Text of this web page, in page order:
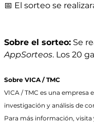
📅 El sorteo se
Sobre el sorteo: Se
AppSorteos. Los 20
Sobre VICA / TMC
VICA / TMC es una empresa
investigación y análisis de
Para más información, visita